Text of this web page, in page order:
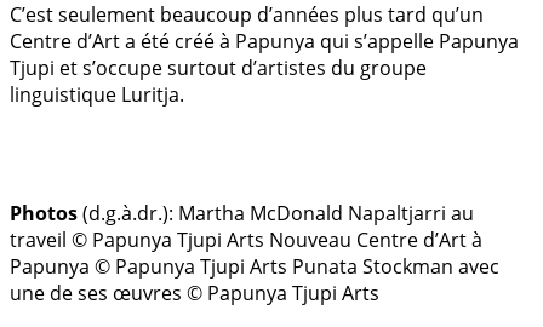
C’est seulement beaucoup d’années plus tard qu’un
Centre d’Art a été créé à Papunya qui s’appelle Papunya
Tjupi et s’occupe surtout d’artistes du groupe
linguistique Luritja.
Photos(d.g.à.dr.): Martha McDonald Napaltjarri au
traveil © Papunya Tjupi Arts Nouveau Centre d’Art à
Papunya © Papunya Tjupi Arts Punata Stockman avec
une de ses œuvres © Papunya Tjupi Arts